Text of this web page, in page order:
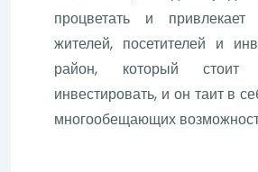
процветать и
жителей, посетителей и
район, который
инвестировать, и он таит в
многообещающих